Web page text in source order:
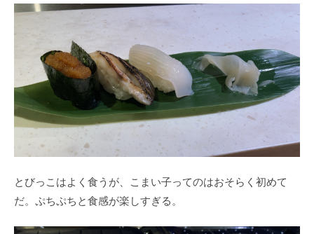
とびっこはよく食うが、こまい子ってのはおそらく初めて
だ。ぷちぷちと食感が楽しすぎる。